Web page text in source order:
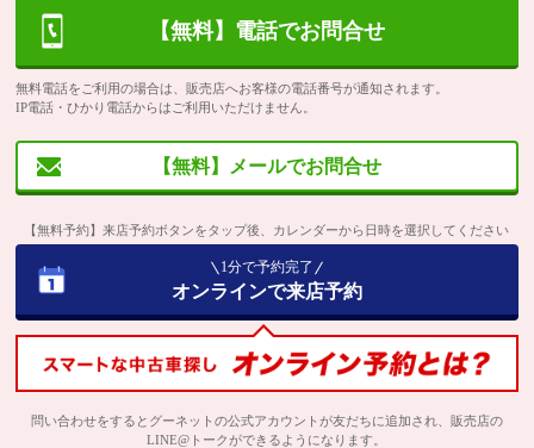
【無料】電話でお問合せ
無料電話をご利用の場合は、販売店へお客様の電話番号が通知されます。
IP電話・ひかり電話からはご利用いただけません。
【無料】メールでお問合せ
【無料予約】来店予約ボタンをタップ後、カレンダーから日時を選択してください
1分で予約完了
オンラインで来店予約
問い合わせをするとグーネットの公式アカウントが友だちに追加され、販売店の
LINE@トークができるようになります。